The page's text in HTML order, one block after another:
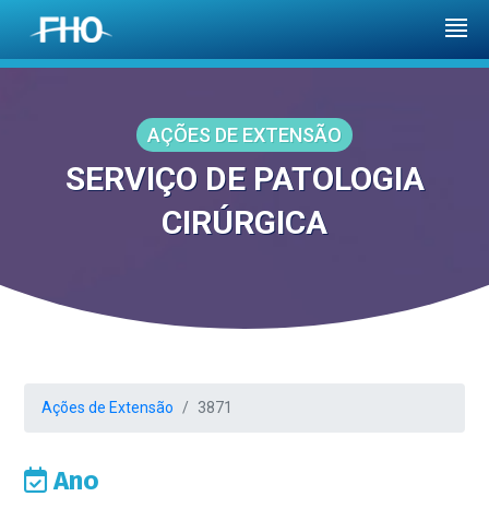
AÇÕES DE EXTENSÃO
SERVIÇO DE PATOLOGIA
CIRÚRGICA
Ações de Extensão 3871
Ano